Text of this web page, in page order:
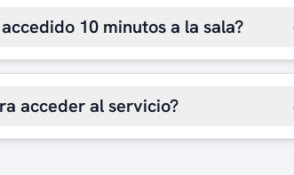
10 minutos a la sala?
acceder al servicio?